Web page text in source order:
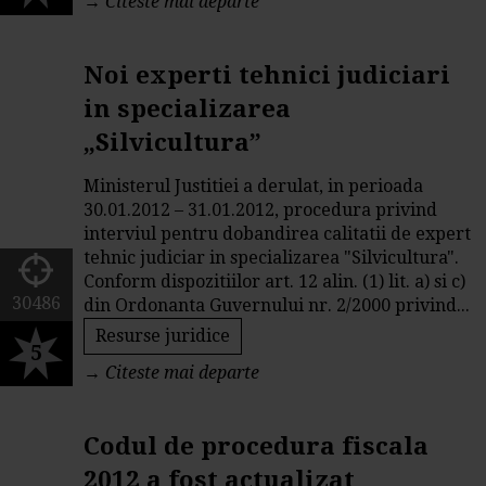
Noi experti tehnici judiciari
in specializarea
„Silvicultura”
Ministerul Justitiei a derulat, in perioada
30.01.2012 – 31.01.2012, procedura privind
interviul pentru dobandirea calitatii de expert
tehnic judiciar in specializarea "Silvicultura".
Conform dispozitiilor art. 12 alin. (1) lit. a) si c)
din Ordonanta Guvernului nr. 2/2000 privind...
Resurse juridice
→ Citeste mai departe
30486
5
Codul de procedura fiscala
2012 a fost actualizat